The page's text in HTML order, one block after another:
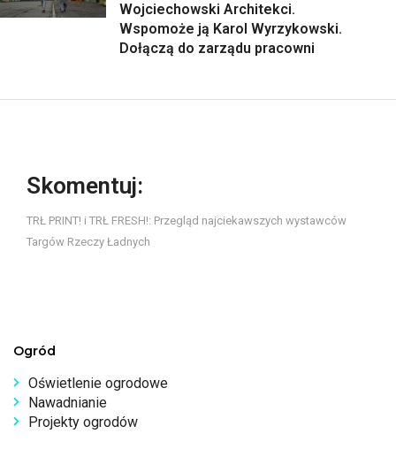
Wojciechowski Architekci.
Wspomoże ją Karol Wyrzykowski.
Dołączą do zarządu pracowni
Skomentuj:
TRŁ PRINT! i TRŁ FRESH!: Przegląd najciekawszych wystawców
Targów Rzeczy Ładnych
Ogród
Oświetlenie ogrodowe
Nawadnianie
Projekty ogrodów